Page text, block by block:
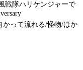
戦隊ハリケンジャーで
かって流れる/怪物/ほか